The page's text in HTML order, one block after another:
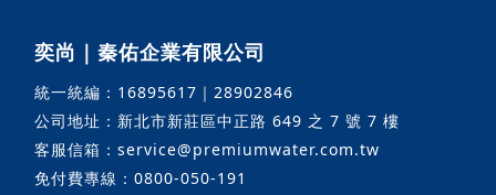
奕尚｜秦佑企業有限公司
統一統編：16895617｜28902846
公司地址：新北市新莊區中正路 649 之 7 號 7 樓
客服信箱：service@premiumwater.com.tw
免付費專線：0800-050-191